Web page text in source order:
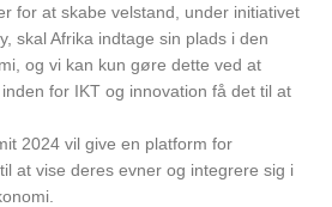
for at skabe velstand, under initiativet
skal Afrika indtage sin plads i den
og vi kan kun gøre dette ved at
for IKT og innovation få det til at
2024 vil give en platform for
at vise deres evner og integrere sig i